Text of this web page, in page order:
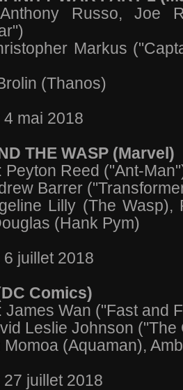
Russo, Joe
Markus
(Thanos)
4 mai 2018
THE WASP (Marvel)
: Peyton Reed ("Ant-
Barrer
Lilly (The Wasp),
(Hank Pym)
6 juillet 2018
Comics)
: James Wan ("Fast and
Leslie Johnson
Momoa (Aquaman),
27 juillet 2018